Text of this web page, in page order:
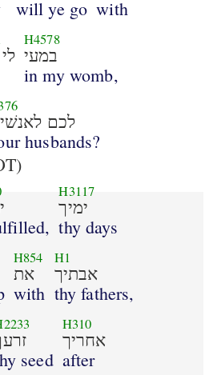
will ye go with
H4578
במעי
in my womb,
לכם
husbands?
H3117
ימיך
thy days
H854
את
with
H1
אבתיך
thy fathers,
seed
H310
אחריך
after